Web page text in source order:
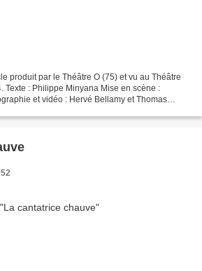
produit par le Théâtre O (75) et vu au Théâtre
Texte : Philippe Minyana Mise en scène :
et vidéo : Hervé Bellamy et Thomas